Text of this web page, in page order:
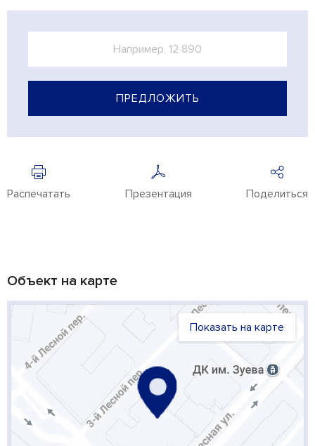
ПРЕДЛОЖИТЬ
Распечатать Презентация Поделиться
Объект на карте
Показать на карте